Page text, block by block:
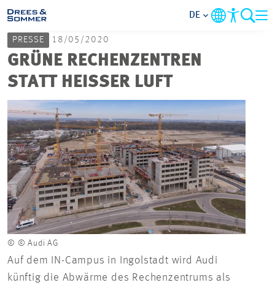
MARKETS
UNTERNEHMEN
IM FOKUS
KARRIERE
PROJEKTE
KONTAKT
DE
PRESSE 18/05/2020
GRÜNE RECHENZENTREN
STATT HEISSER LUFT
© © Audi AG
Auf dem IN-Campus in Ingolstadt wird Audi
künftig die Abwärme des Rechenzentrums als